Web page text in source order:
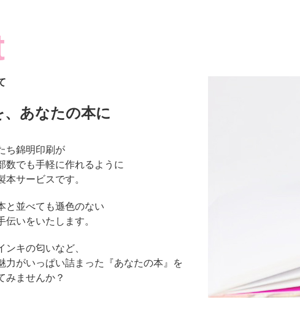
あなたの本に
ち錦明印刷が
数でも手軽に作れるように
サービスです。
と並べても遜色のない
いをいたします。
キの匂いなど、
力がいっぱい詰まった『あなたの本』を
みませんか？